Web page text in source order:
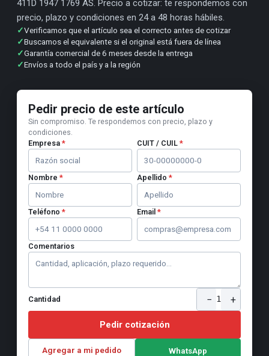
411D 1947 1769 AS. Precio a cotizar: te respondemos con
precio, plazo y condiciones en 24 a 48 horas hábiles.
✓Verificamos que el artículo sea el correcto antes de cotizar
✓Buscamos el equivalente si el original está fuera de línea
✓Garantía comercial de 6 meses desde la entrega
✓Envíos a todo el país y a la región
Pedir precio de este artículo
Sin compromiso. Te respondemos con precio, plazo y
condiciones.
Empresa * CUIT / CUIL *
Nombre * Apellido *
Teléfono * Email *
Comentarios
Cantidad − 1 +
Pedir cotización
Agregar a mi pedido WhatsApp